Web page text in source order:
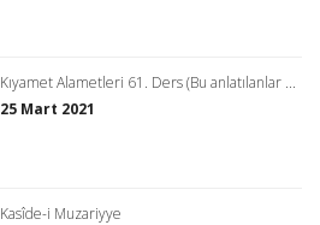
Kıyamet Alametleri 61. Ders (Bu anlatılanlar ...
25 Mart 2021
Kasîde-i Muzariyye